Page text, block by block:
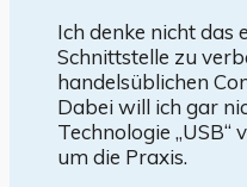
Ich denke nicht das
Schnittstelle zu
handelsüblichen
Dabei will ich gar
Technologie
um die Praxis.